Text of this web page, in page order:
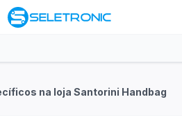
na loja Santorini Handbag